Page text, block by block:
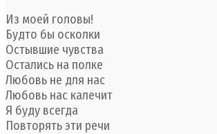
Из моей головы!
Будто бы осколки
Остывшие чувства
Остались на полке
Любовь не для нас
Любовь нас калечит
Я буду всегда
Повторять эти речи